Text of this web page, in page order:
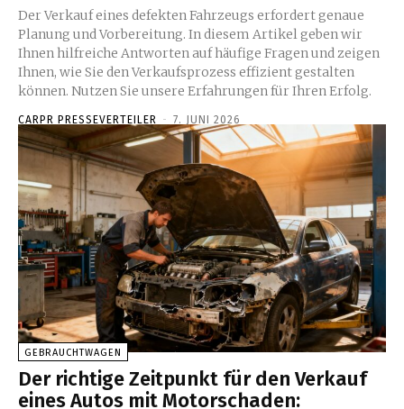
Der Verkauf eines defekten Fahrzeugs erfordert genaue
Planung und Vorbereitung. In diesem Artikel geben wir
Ihnen hilfreiche Antworten auf häufige Fragen und zeigen
Ihnen, wie Sie den Verkaufsprozess effizient gestalten
können. Nutzen Sie unsere Erfahrungen für Ihren Erfolg.
CARPR PRESSEVERTEILER - 7. JUNI 2026
GEBRAUCHTWAGEN
Der richtige Zeitpunkt für den Verkauf
eines Autos mit Motorschaden: